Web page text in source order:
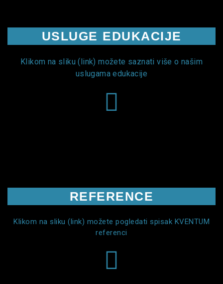
USLUGE EDUKACIJE
Klikom na sliku (link) možete saznati više o našim
uslugama edukacije
REFERENCE
Klikom na sliku (link) možete pogledati spisak KVENTUM
referenci